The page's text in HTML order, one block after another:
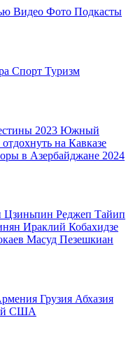
Видео Фото Подкасты
Спорт Туризм
2023 Южный
отдохнуть на Кавказе
в Азербайджане 2024
Цзиньпин Реджеп Тайип
Ираклий Кобахидзе
Масуд Пезешкиан
Грузия Абхазия
США